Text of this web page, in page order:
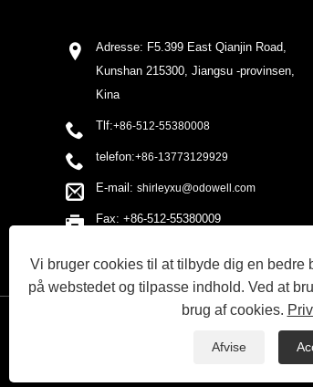
Adresse: F5.399 East Qianjin Road,
Kunshan 215300, Jiangsu -provinsen,
Kina
Tlf:+86-512-55380008
telefon:+86-13773129929
E-mail: shirleyxu@odowell.com
Fax: +86-512-55380009
Copyright © 2020 Kunshan Odowell co., Ltd -
Vi bruger cookies til at tilbyde dig en bedre
på webstedet og tilpasse indhold. Ved at
brug af cookies.
Afvise